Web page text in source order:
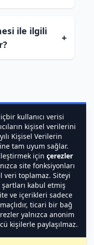
ile ilgili
+
kullanıcı verisi
kişisel verilerini
Kişisel Verilerin
tam uyum sağlar.
için çerezler
site fonksiyonları
veri toplamaz. Siteyi
kabul etmiş
ve içerikleri sadece
ticari bir bağ
yalnızca anonim
kişilerle paylaşılmaz.